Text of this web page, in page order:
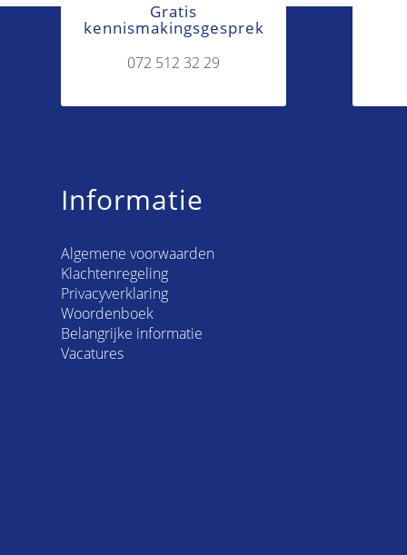
Gratis
kennismakingsgesprek
072 512 32 29
Informatie
Algemene voorwaarden
Klachtenregeling
Privacyverklaring
Woordenboek
Belangrijke informatie
Vacatures